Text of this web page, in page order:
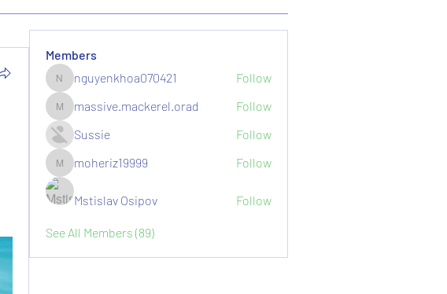
Members
nguyenkhoa070421
nguyenkhoa070421 Follow
massive.mackerel.orad
massive.mackerel.orad
Follow
Sussie
Follow
moheriz19999
moheriz19999 Follow
Mstislav Osipov Follow
See All Members (89)